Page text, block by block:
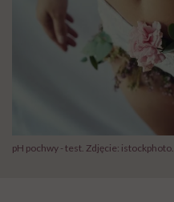
pH pochwy - test. Zdjęcie: